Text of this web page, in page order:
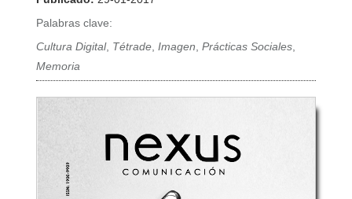
Palabras clave:
Cultura Digital, Tétrade,Imagen,Prácticas Sociales,
Memoria